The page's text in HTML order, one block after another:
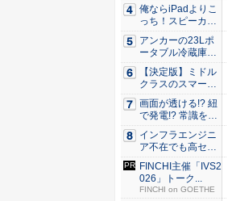
俺ならiPadよりこ
っち！スピーカー
9個...
アンカーの23Lポ
ータブル冷蔵庫が
Ama...
【決定版】ミドル
クラスのスマート
フォンの...
画面が透ける!? 紐
で発電!? 常識を
ぶ...
インフラエンジニ
ア不在でも高セキ
ュリティ...
FINCHI主催「IVS2
026」トーク...
FINCHI on GOETHE